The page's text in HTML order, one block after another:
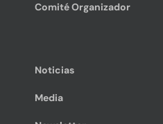
Comité Organizador
Noticias
Media